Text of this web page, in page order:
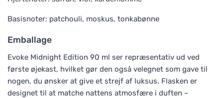
Basisnoter: patchouli, moskus, tonkabønne
Emballage
Evoke Midnight Edition 90 ml ser repræsentativ ud ved
første øjekast, hvilket gør den også velegnet som gave til
nogen, du ønsker at give et strejf af luksus. Flasken er
designet til at matche nattens atmosfære i duften –